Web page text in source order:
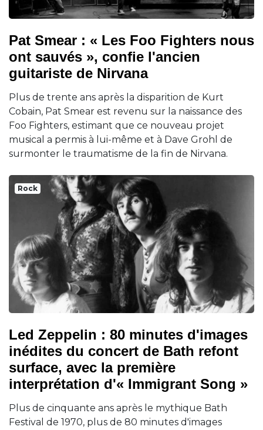
Pat Smear : « Les Foo Fighters nous
ont sauvés », confie l'ancien
guitariste de Nirvana
Plus de trente ans après la disparition de Kurt
Cobain, Pat Smear est revenu sur la naissance des
Foo Fighters, estimant que ce nouveau projet
musical a permis à lui-même et à Dave Grohl de
surmonter le traumatisme de la fin de Nirvana.
Rock
Led Zeppelin : 80 minutes d'images
inédites du concert de Bath refont
surface, avec la première
interprétation d'« Immigrant Song »
Plus de cinquante ans après le mythique Bath
Festival de 1970, plus de 80 minutes d'images